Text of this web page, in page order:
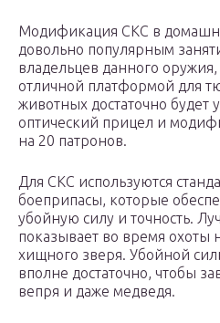
Модификация СКС в
довольно популярным
владельцев данного оружия,
отличной платформой для
животных достаточно будет
оптический прицел и
на 20 патронов.
Для СКС используются
боеприпасы, которые
убойную силу и точность.
показывает во время охоты
хищного зверя. Убойной
вполне достаточно, чтобы
вепря и даже медведя.